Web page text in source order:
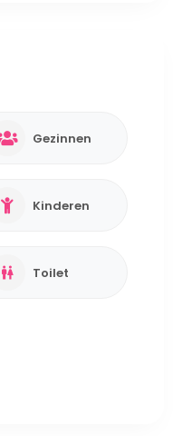
Gezinnen
Kinderen
Toilet